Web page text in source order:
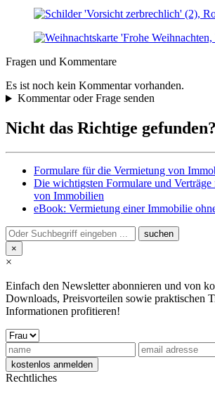
Fragen und Kommentare
Es ist noch kein Kommentar vorhanden.
Kommentar oder Frage senden
Nicht das Richtige gefunden?
Formulare für die Vermietung von
Die wichtigsten Formulare und Verträge
von Immobilien
eBook: Vermietung einer Immobilie
×
×
Einfach den Newsletter abonnieren und von
Downloads, Preisvorteilen sowie praktischen
Informationen profitieren!
Rechtliches